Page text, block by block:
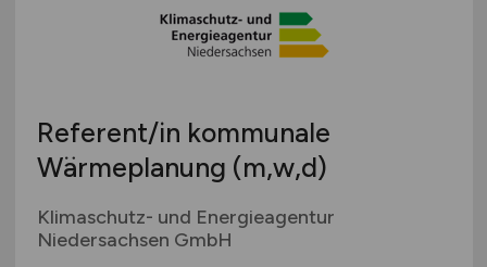
Referent/in kommunale
Wärmeplanung (m,w,d)
Klimaschutz- und Energieagentur
Niedersachsen GmbH